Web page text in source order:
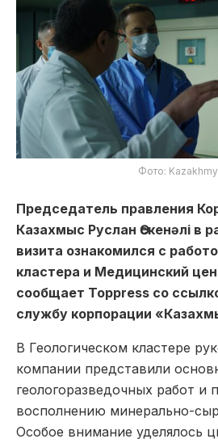
Фото:
Председатель правления
Казахмыс Руслан Өскенәлі в
визита ознакомился с
кластера и Медицинский
сообщает Toppress со
службу корпорации
В Геологическом кластере
компании представили
геологоразведочных работ и
восполнению минерально-
Особое внимание уделялось